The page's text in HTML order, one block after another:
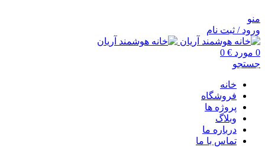
منو
ورود / ثبت نام
0 مورد 0 €
جستجو
خانه
فروشگاه
پروژه ها
وبلاگ
درباره ما
تماس با ما